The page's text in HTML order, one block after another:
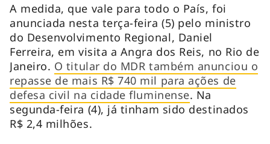
A medida, que vale para todo o País, foi
anunciada nesta terça-feira (5) pelo ministro
do Desenvolvimento Regional, Daniel
Ferreira, em visita a Angra dos Reis, no Rio de
Janeiro. O titular do MDR também anunciou o
repasse de mais R$ 740 mil para ações de
defesa civil na cidade fluminense. Na
segunda-feira (4), já tinham sido destinados
R$ 2,4 milhões.